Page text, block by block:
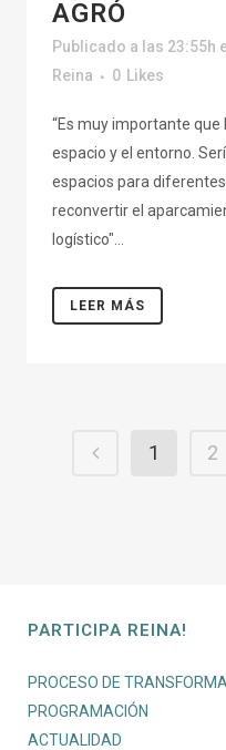
AGRÓ
Publicado a las 23:55h
Reina
0 Likes
“Es muy importante que
espacio y el entorno.
espacios para
reconvertir el
logístico"...
LEER MÁS
1 2
PARTICIPA REINA!
PROCESO DE
PROGRAMACIÓN
ACTUALIDAD